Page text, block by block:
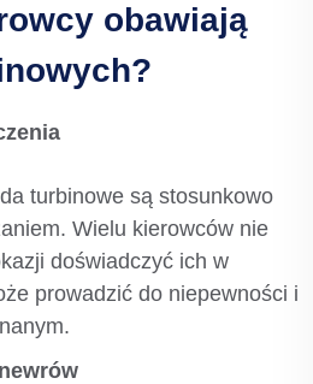
obawiają
turbinowe są stosunkowo
Wielu kierowców nie
doświadczyć ich w
prowadzić do niepewności i